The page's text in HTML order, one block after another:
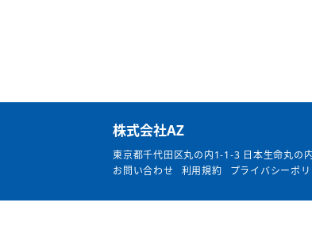
​株式会社AZ
東京都千代田区丸の内1-1-3 日本生命丸の
お問い合わせ
利用規約 プライバシーポ